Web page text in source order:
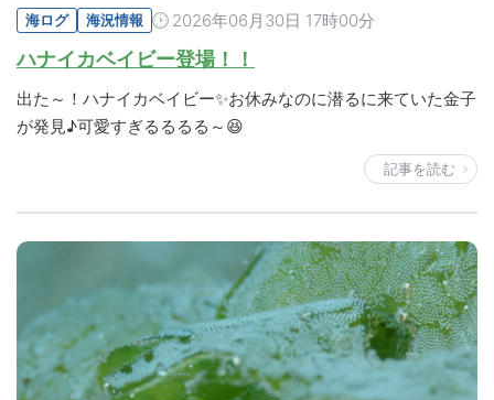
海ログ 海況情報 2026年06月30日 17時00分
ハナイカベイビー登場！！
出た～！ハナイカベイビー✨お休みなのに潜るに来ていた金子
が発見♪可愛すぎるるるる～😆
記事を読む